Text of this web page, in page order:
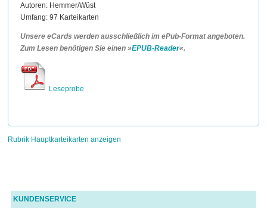
Autoren: Hemmer/Wüst
Umfang: 97 Karteikarten
Unsere eCards werden ausschließlich im ePub-Format angeboten.
Zum Lesen benötigen Sie einen »EPUB-Reader«.
Leseprobe
Rubrik Hauptkarteikarten anzeigen
KUNDENSERVICE